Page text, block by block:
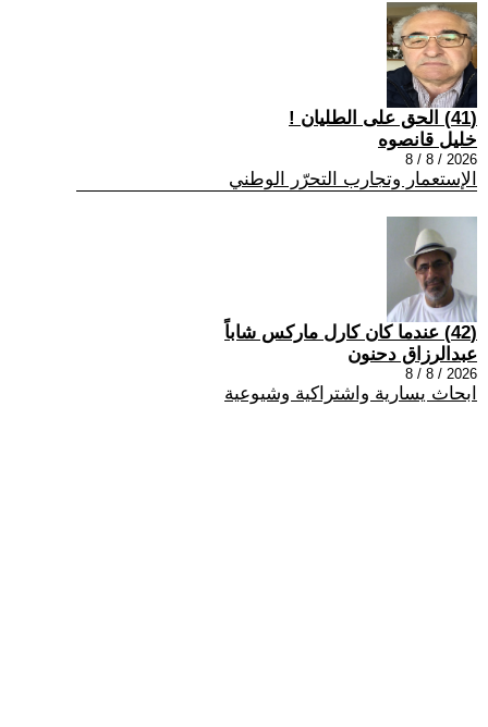
(41) الحق على الطليان !
خليل قانصوه
2026 / 8 / 8
الإستعمار وتجارب التحرّر الوطني
(42) عندما كان كارل ماركس شاباً
عبدالرزاق دحنون
2026 / 8 / 8
ابحاث يسارية واشتراكية وشيوعية